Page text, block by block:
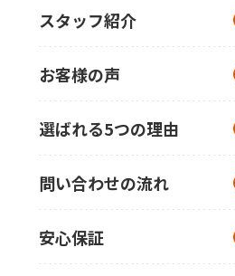
スタッフ紹介
お客様の声
選ばれる5つの理由
問い合わせの流れ
安心保証